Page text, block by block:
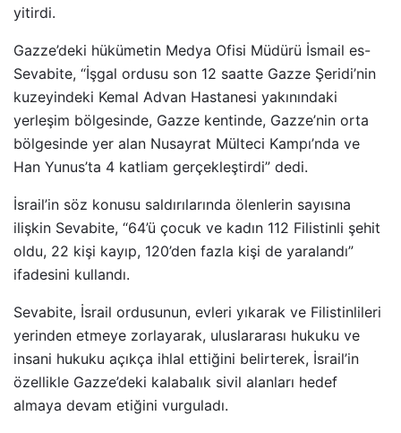
yitirdi.
Gazze’deki hükümetin Medya Ofisi Müdürü İsmail es-
Sevabite, “İşgal ordusu son 12 saatte Gazze Şeridi’nin
kuzeyindeki Kemal Advan Hastanesi yakınındaki
yerleşim bölgesinde, Gazze kentinde, Gazze’nin orta
bölgesinde yer alan Nusayrat Mülteci Kampı’nda ve
Han Yunus’ta 4 katliam gerçekleştirdi” dedi.
İsrail’in söz konusu saldırılarında ölenlerin sayısına
ilişkin Sevabite, “64’ü çocuk ve kadın 112 Filistinli şehit
oldu, 22 kişi kayıp, 120’den fazla kişi de yaralandı”
ifadesini kullandı.
Sevabite, İsrail ordusunun, evleri yıkarak ve Filistinlileri
yerinden etmeye zorlayarak, uluslararası hukuku ve
insani hukuku açıkça ihlal ettiğini belirterek, İsrail’in
özellikle Gazze’deki kalabalık sivil alanları hedef
almaya devam etiğini vurguladı.